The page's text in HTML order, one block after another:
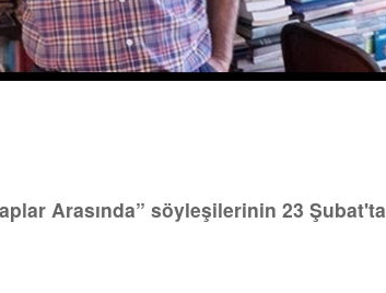
Arasında” söyleşilerinin 23 Şubat'ta